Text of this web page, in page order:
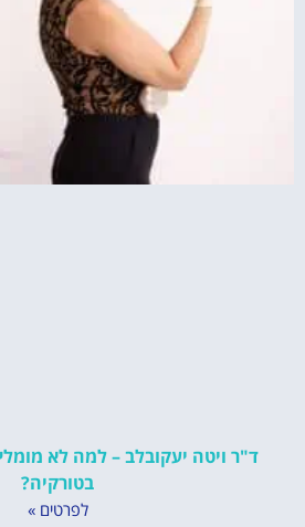
ד"ר ויטה יעקובלב – למה לא
בטורקיה?
לפרטים »